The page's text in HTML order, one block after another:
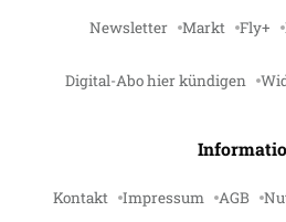
Newsletter Markt Fly+
Digital-Abo hier kündigen
Kontakt Impressum AGB